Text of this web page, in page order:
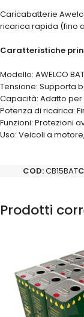
Caricabatterie
ricarica rapida (fino
Caratteristiche
Modello: AWELCO
Tensione: Supporta
Capacità: Adatto per
Potenza di ricarica:
Funzioni: Protezioni
Uso: Veicoli a
COD:CB15BAT
Prodotti